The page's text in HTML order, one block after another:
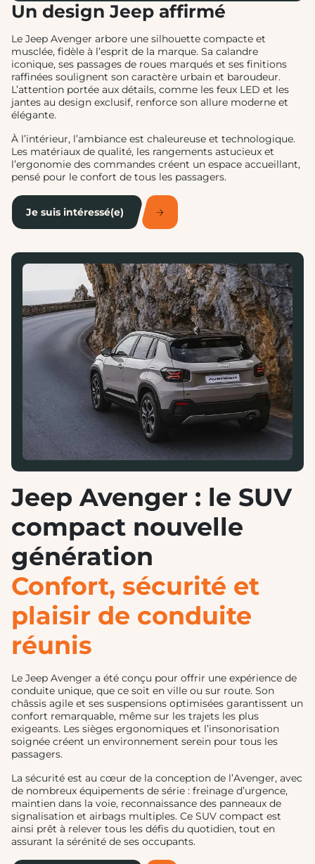
Un design Jeep affirmé
Le Jeep Avenger arbore une silhouette compacte et
musclée, fidèle à l’esprit de la marque. Sa calandre
iconique, ses passages de roues marqués et ses finitions
raffinées soulignent son caractère urbain et baroudeur.
L’attention portée aux détails, comme les feux LED et les
jantes au design exclusif, renforce son allure moderne et
élégante.
À l’intérieur, l’ambiance est chaleureuse et technologique.
Les matériaux de qualité, les rangements astucieux et
l’ergonomie des commandes créent un espace accueillant,
pensé pour le confort de tous les passagers.
Je suis intéressé(e)
Jeep Avenger : le SUV
compact nouvelle
génération
Confort, sécurité et
plaisir de conduite
réunis
Le Jeep Avenger a été conçu pour offrir une expérience de
conduite unique, que ce soit en ville ou sur route. Son
châssis agile et ses suspensions optimisées garantissent un
confort remarquable, même sur les trajets les plus
exigeants. Les sièges ergonomiques et l’insonorisation
soignée créent un environnement serein pour tous les
passagers.
La sécurité est au cœur de la conception de l’Avenger, avec
de nombreux équipements de série : freinage d’urgence,
maintien dans la voie, reconnaissance des panneaux de
signalisation et airbags multiples. Ce SUV compact est
ainsi prêt à relever tous les défis du quotidien, tout en
assurant la sérénité de ses occupants.